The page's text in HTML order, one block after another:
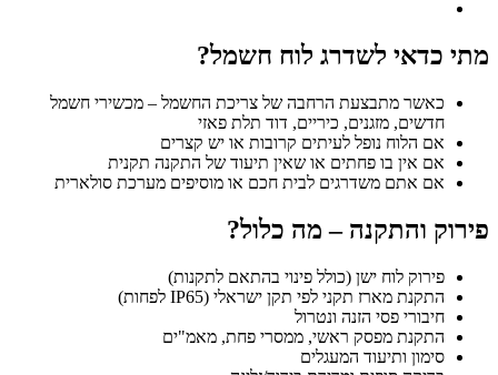
מתי כדאי לשדרג לוח חשמל?
כאשר מתבצעת הרחבה של צריכת החשמל – מכשירי חשמל
חדשים, מזגנים, כיריים, דוד תלת פאזי
אם הלוח נופל לעיתים קרובות או יש קצרים
אם אין בו פחתים או שאין תיעוד של התקנה תקנית
אם אתם משדרגים לבית חכם או מוסיפים מערכת סולארית
פירוק והתקנה – מה כלול?
פירוק לוח ישן (כולל פינוי בהתאם לתקנות)
התקנת מארז תקני לפי תקן ישראלי (IP65 לפחות)
חיבורי פסי הזנה ונטרול
התקנת מפסק ראשי, ממסרי פחת, מאמ"ים
סימון ותיעוד המעגלים